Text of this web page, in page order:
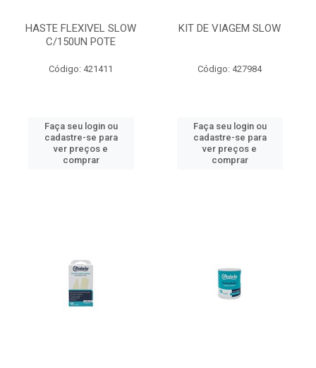
HASTE FLEXIVEL SLOW
C/150UN POTE
Código: 421411
Faça seu login ou
cadastre-se para
ver preços e
comprar
KIT DE VIAGEM SLOW
Código: 427984
Faça seu login ou
cadastre-se para
ver preços e
comprar